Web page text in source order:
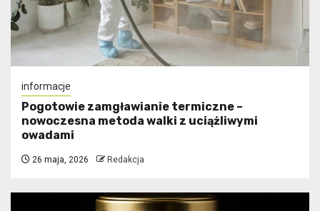
informacje
Pogotowie zamgławianie termiczne –
nowoczesna metoda walki z uciążliwymi
owadami
26 maja, 2026 Redakcja